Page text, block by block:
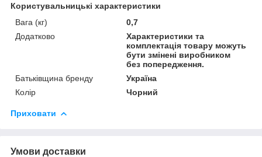
Користувальницькі характеристики
Вага (кг)
0,7
Додатково
Характеристики та
комплектація товару можуть
бути змінені виробником
без попередження.
Батьківщина бренду
Україна
Колір
Чорний
Приховати
Умови доставки